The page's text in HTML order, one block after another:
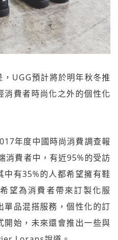
UGG預計將於明年秋冬推
費者時尚化之外的個性化
年度中國時尚消費調查報
消費者中，有近95%的受訪
有35%的人都希望擁有鞋
望為消費者帶來訂製化服
品混搭服務，個性化的訂
始，未來還會推出一些與